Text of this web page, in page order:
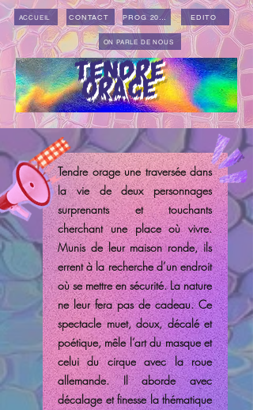
ACCUEIL CONTACT PROG 2026 EDITO
ON PARLE DE NOUS
TENDRE
ORAGE
Tendre orage une traversée dans
la vie de deux personnages
surprenants et touchants
cherchant une place où vivre.
Munis de leur maison ronde, ils
errent à la recherche d’un endroit
où se mettre en sécurité. La nature
ne leur fera pas de cadeau. Ce
spectacle muet, doux, décalé et
poétique, mêle l’art du masque et
celui du cirque avec la roue
allemande. Il aborde avec
décalage et finesse la thématique